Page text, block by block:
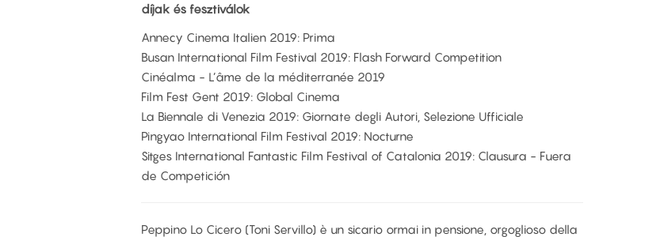
díjak és fesztiválok
Annecy Cinema Italien 2019: Prima
Busan International Film Festival 2019: Flash Forward Competition
Cinéalma - L’âme de la méditerranée 2019
Film Fest Gent 2019: Global Cinema
La Biennale di Venezia 2019: Giornate degli Autori, Selezione Ufficiale
Pingyao International Film Festival 2019: Nocturne
Sitges International Fantastic Film Festival of Catalonia 2019: Clausura - Fuera
de Competición
Peppino Lo Cicero (Toni Servillo) è un sicario ormai in pensione, orgoglioso della